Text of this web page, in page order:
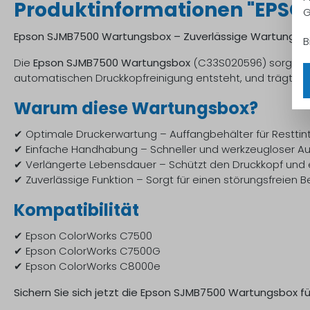
Produktinformationen
Epson SJMB7500 Wartungsbox – Zuverlässige Wartung
Die Epson SJMB7500 Wartungsbox (C33S020596) sorgt
automatischen Druckkopfreinigung entsteht, und trägt
Warum diese Wartungsbox?
✔ Optimale Druckerwartung – Auffangbehälter für
✔ Einfache Handhabung – Schneller und werkzeugloser
✔ Verlängerte Lebensdauer – Schützt den Druckkopf
✔ Zuverlässige Funktion – Sorgt für einen störungsfreien
Kompatibilität
✔ Epson ColorWorks C7500
✔ Epson ColorWorks C7500G
✔ Epson ColorWorks C8000e
Sichern Sie sich jetzt die Epson SJMB7500 Wartungsbox